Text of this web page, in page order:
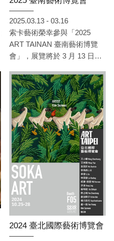
2025.03.13 - 03.16
索卡藝術榮幸參與「2025
ART TAINAN 臺南藝術博覽
會」，展覽將於 3 月 13 日至
大登場，展位編號 707。此次
展覽，索卡將呈現：王依雅、
李西西、林葆靈、席時斌、梁
凱棋、橫坂竜也（依姓氏筆畫
排序）共 六位亞洲藝術家 的
精彩創作，展現豐富多元的藝
術面貌。此外，索卡更與臺南
市政府文化局攜手合作，參與
《臺南新藝獎》，在展位編號
628 特別呈現 2025 臺南新藝
獎優秀得主 —— 李盈蓁的精
彩作品。誠摯邀請各位前來參
觀，共同感受當代藝術的無限
魅力！
2024 臺北國際藝術博覽會